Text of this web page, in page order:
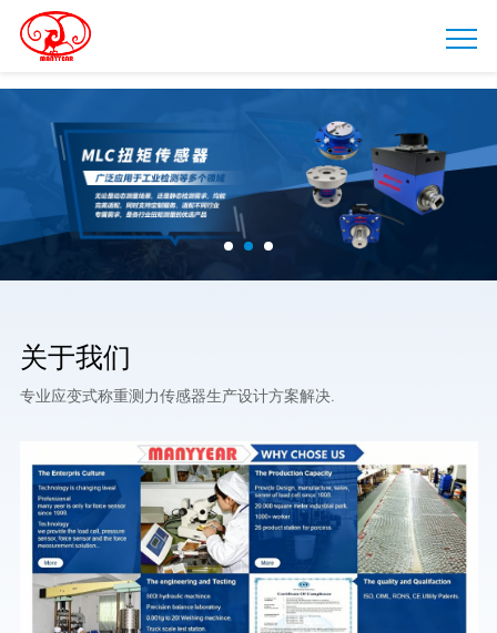
科
有
公
司
关于我们
专业应变式称重测力传感器生产设计方案解决.